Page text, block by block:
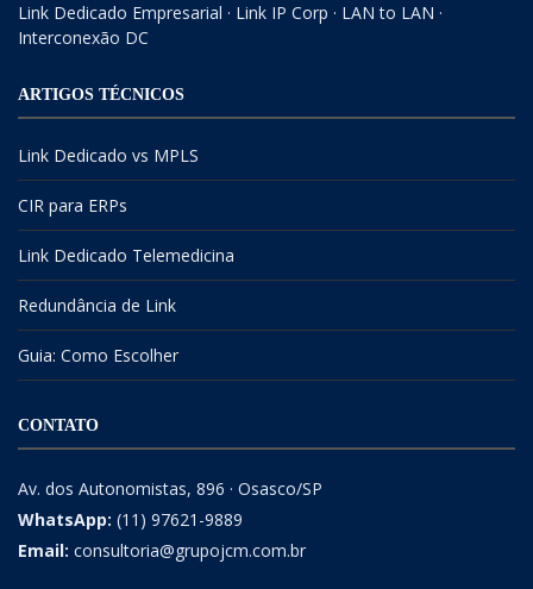
Link Dedicado Empresarial · Link IP Corp · LAN to LAN ·
Interconexão DC
ARTIGOS TÉCNICOS
Link Dedicado vs MPLS
CIR para ERPs
Link Dedicado Telemedicina
Redundância de Link
Guia: Como Escolher
CONTATO
Av. dos Autonomistas, 896 · Osasco/SP
WhatsApp: (11) 97621-9889
Email: consultoria@grupojcm.com.br